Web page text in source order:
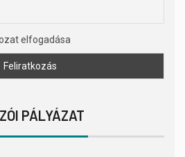
elfogadása
PÁLYÁZAT